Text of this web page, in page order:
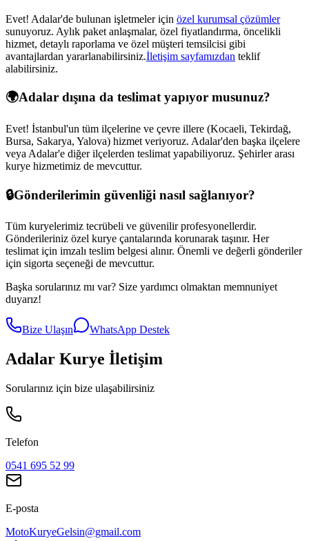
Evet! Adalar'de bulunan işletmeler için özel kurumsal çözümler
sunuyoruz. Aylık paket anlaşmalar, özel fiyatlandırma, öncelikli
hizmet, detaylı raporlama ve özel müşteri temsilcisi gibi
avantajlardan yararlanabilirsiniz.İletişim sayfamızdan teklif
alabilirsiniz.
🌍Adalar dışına da teslimat yapıyor musunuz?
Evet! İstanbul'un tüm ilçelerine ve çevre illere (Kocaeli, Tekirdağ,
Bursa, Sakarya, Yalova) hizmet veriyoruz. Adalar'den başka ilçelere
veya Adalar'e diğer ilçelerden teslimat yapabiliyoruz. Şehirler arası
kurye hizmetimiz de mevcuttur.
🔒Gönderilerimin güvenliği nasıl sağlanıyor?
Tüm kuryelerimiz tecrübeli ve güvenilir profesyonellerdir.
Gönderileriniz özel kurye çantalarında korunarak taşınır. Her
teslimat için imzalı teslim belgesi alınır. Önemli ve değerli gönderiler
için sigorta seçeneği de mevcuttur.
Başka sorularınız mı var? Size yardımcı olmaktan memnuniyet
duyarız!
Bize Ulaşın WhatsApp Destek
Adalar Kurye İletişim
Sorularınız için bize ulaşabilirsiniz
Telefon
0541 695 52 99
E-posta
MotoKuryeGelsin@gmail.com